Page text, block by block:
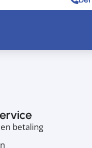
betaling